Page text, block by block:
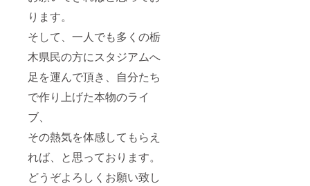
ります。
そして、一人でも多くの栃
木県民の方にスタジアムへ
足を運んで頂き、自分たち
で作り上げた本物のライ
ブ、
その熱気を体感してもらえ
れば、と思っております。
どうぞよろしくお願い致し